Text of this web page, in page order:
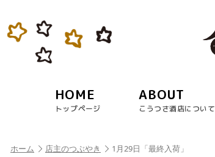
HOME
トップページ
ABOUT
こうつさ酒店について
ホーム 店主のつぶやき 1月29日「最終入荷」